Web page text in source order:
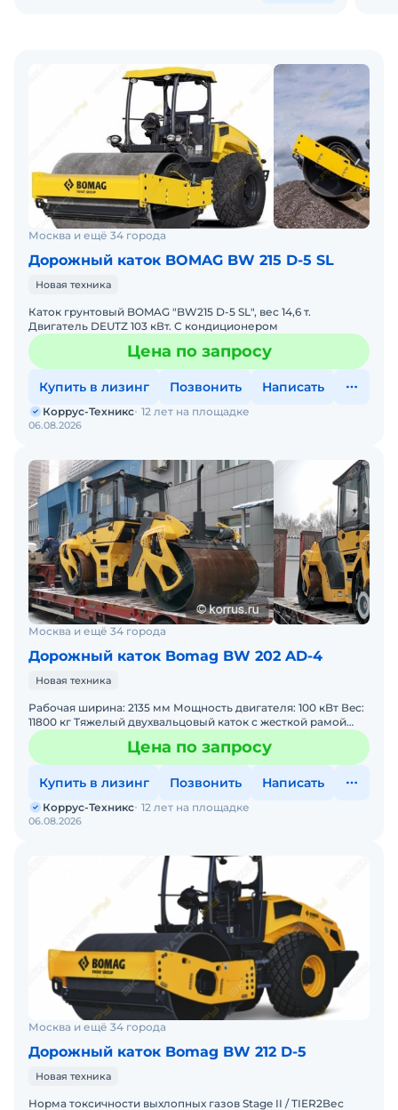
Москва и ещё 34 города
Дорожный каток BOMAG BW 215 D-5 SL
Новая техника
Каток грунтовый BOMAG "BW215 D-5 SL", вес 14,6 т.
Двигатель DEUTZ 103 кВт. С кондиционером
Цена по запросу
Купить в лизинг Позвонить Написать
06.08.2026
Коррус-Техникс 12 лет на площадке
Москва и ещё 34 города
Дорожный каток Bomag BW 202 AD-4
Новая техника
Рaбoчая ширинa: 2135 мм Мощность двигателя: 100 кBт Вeс:
11800 кг Tяжелый двухвaльцoвый кaтoк с жecткoй paмой
ВОMAG BW 202 АD-4 – прeднaзнaчeн для уплoтнeния
Цена по запросу
Купить в лизинг Позвонить Написать
06.08.2026
Коррус-Техникс 12 лет на площадке
Москва и ещё 34 города
Дорожный каток Bomag BW 212 D-5
Новая техника
Норма токсичности выхлопных газов Stage II / TIER2Вес